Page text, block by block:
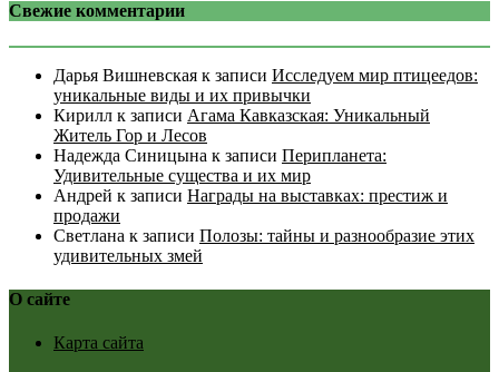
Свежие комментарии
Дарья Вишневская к записи Исследуем мир птицеедов:
уникальные виды и их привычки
Кирилл к записи Агама Кавказская: Уникальный
Житель Гор и Лесов
Надежда Синицына к записи Перипланета:
Удивительные существа и их мир
Андрей к записи Награды на выставках: престиж и
продажи
Светлана к записи Полозы: тайны и разнообразие этих
удивительных змей
О сайте
Карта сайта